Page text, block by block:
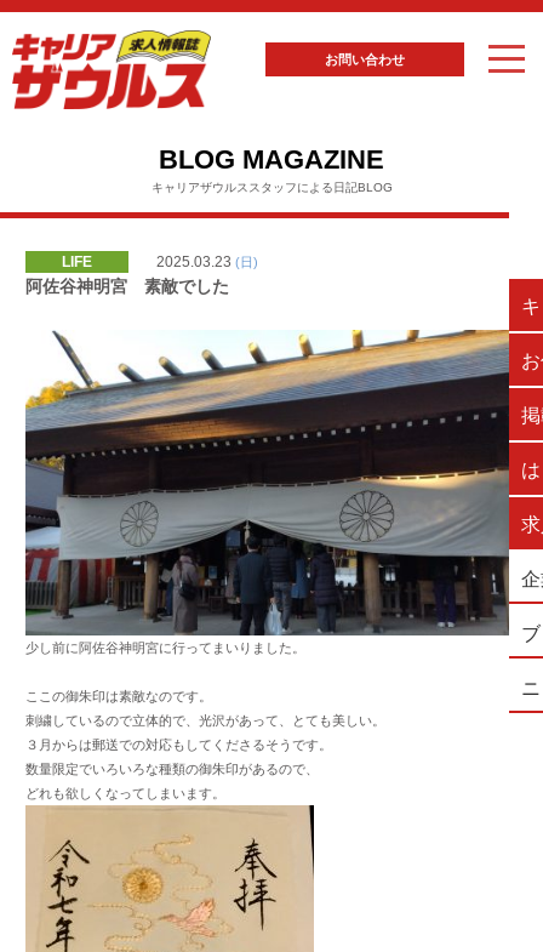
お問い合わせ
BLOG MAGAZINE
キャリアザウルススタッフによる日記BLOG
LIFE 2025.03.23 (日)
阿佐谷神明宮 素敵でした
少し前に阿佐谷神明宮に行ってまいりました。
ここの御朱印は素敵なのです。
刺繍しているので立体的で、光沢があって、とても美しい。
３月からは郵送での対応もしてくださるそうです。
数量限定でいろいろな種類の御朱印があるので、
どれも欲しくなってしまいます。